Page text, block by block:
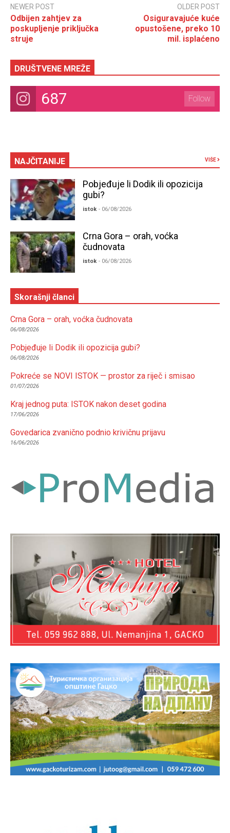
NEWER POST
Odbijen zahtjev za
poskupljenje priključka
struje
OLDER POST
Osiguravajuće kuće
opustošene, preko 10
mil. isplaćeno
DRUŠTVENE MREŽE
687 Follow
NAJČITANIJE VIŠE
Pobjeđuje li Dodik ili opozicija
gubi?
istok - 06/08/2026
Crna Gora – orah, voćka
čudnovata
istok - 06/08/2026
Skorašnji članci
Crna Gora – orah, voćka čudnovata
06/08/2026
Pobjeđuje li Dodik ili opozicija gubi?
06/08/2026
Pokreće se NOVI ISTOK — prostor za riječ i smisao
01/07/2026
Kraj jednog puta: ISTOK nakon deset godina
17/06/2026
Govedarica zvanično podnio krivičnu prijavu
16/06/2026